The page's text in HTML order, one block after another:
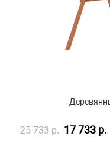
25 733 р. 17 733 р.